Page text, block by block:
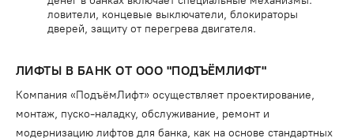
ловители, концевые выключатели, блокираторы
дверей, защиту от перегрева двигателя.
ЛИФТЫ В БАНК ОТ ООО "ПОДЪЁМЛИФТ"
Компания «ПодъёмЛифт» осуществляет проектирование,
монтаж, пуско-наладку, обслуживание, ремонт и
модернизацию лифтов для банка, как на основе стандартных